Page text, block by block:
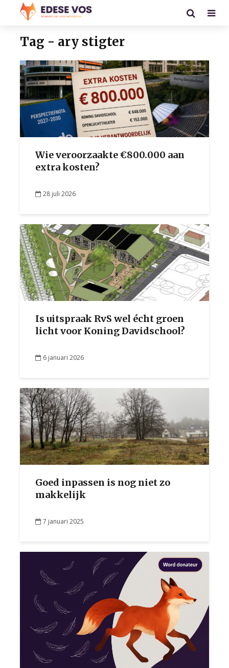
Tag - ary stigter
Wie veroorzaakte €800.000 aan
extra kosten?
28 juli 2026
Is uitspraak RvS wel écht groen
licht voor Koning Davidschool?
6 januari 2026
Goed inpassen is nog niet zo
makkelijk
7 januari 2025